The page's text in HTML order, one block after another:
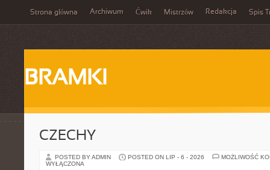
Strona główna Archiwum Ćwik Mistrzów Redakcja Spis
BRAMKI
CZECHY
POSTED BY ADMIN POSTED ON LIP - 6 - 2026
MOŻLIWOŚĆ
WYŁĄCZONA